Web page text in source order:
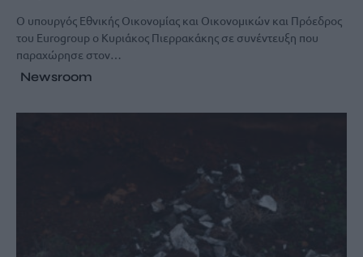
Ο υπουργός Εθνικής Οικονομίας και Οικονομικών και Πρόεδρος
του Eurogroup ο Κυριάκος Πιερρακάκης σε συνέντευξη που
παραχώρησε στον…
Newsroom